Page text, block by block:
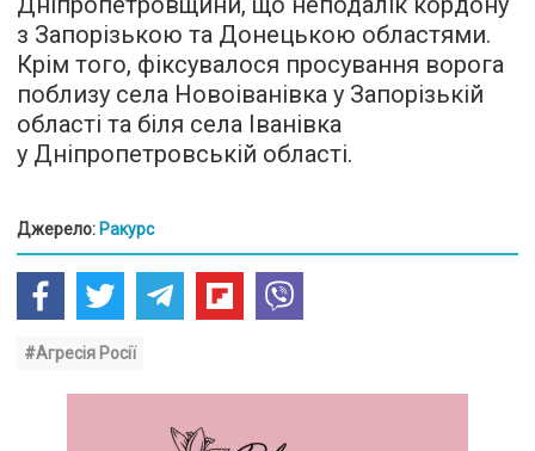
з Запорізькою та Донецькою областями.
Крім того, фіксувалося просування ворога
поблизу села Новоіванівка у Запорізькій
області та біля села Іванівка
у Дніпропетровській області.
Джерело: Ракурс
#Агресія Росії